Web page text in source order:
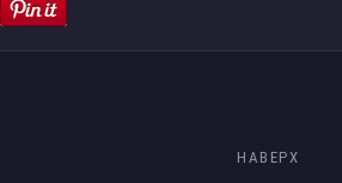
НАВЕРХ